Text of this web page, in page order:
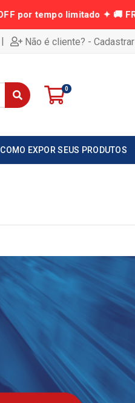
| Não é cliente? - Cadastrar
0
COMO EXPOR SEUS PRODUTOS